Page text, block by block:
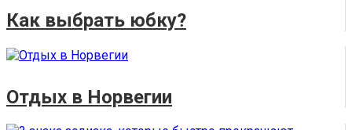
Как выбрать юбку?
Отдых в Норвегии